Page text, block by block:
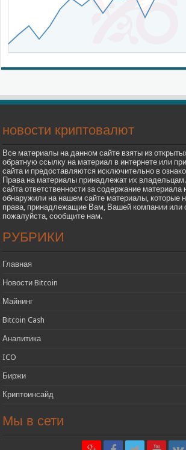
новости криптовалют
Все материалы на данном сайте взяты из
обратную ссылку на материал в интернете или
сайта и предоставляются исключительно в
Права на материалы принадлежат их
сайта ответственности за содержание
обнаружили на нашем сайте материалы, которые
права, принадлежащие Вам, Вашей компании или
пожалуйста, сообщите нам.
РУБРИКИ
Главная
Новости Bitcoin
Майнинг
Bitcoin Cash
Аналитика
ICO
Биржи
Криптоинсайд
Мы в сети